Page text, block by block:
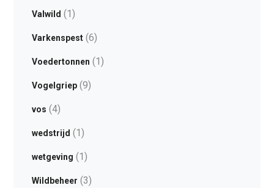
Valwild (1)
Varkenspest(6)
Voedertonnen (1)
Vogelgriep(9)
vos (4)
wedstrijd (1)
wetgeving (1)
Wildbeheer (3)